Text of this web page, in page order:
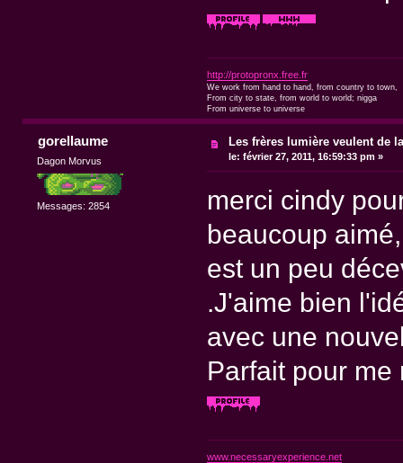
http://protopronx.free.fr
We work from hand to hand, from country to town,
From city to state, from world to world; nigga
From universe to universe
gorellaume
Dagon Morvus
Messages: 2854
Les frères lumière veulent de
le: février 27, 2011, 16:59:33 pm »
merci cindy
beaucoup
est un peu
.J'aime bien
avec une
Parfait pour me
www.necessaryexperience.net